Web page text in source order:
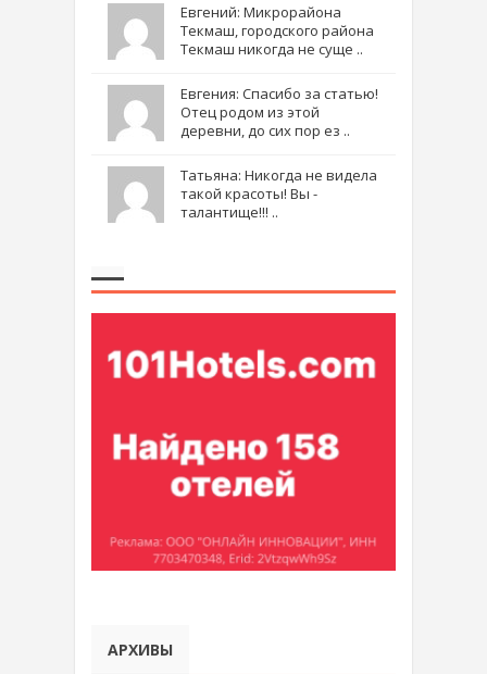
Евгений: Микрорайона
Текмаш, городского района
Текмаш никогда не суще ..
Евгения: Спасибо за статью!
Отец родом из этой
деревни, до сих пор ез ..
Татьяна: Никогда не видела
такой красоты! Вы -
талантище!!! ..
АРХИВЫ